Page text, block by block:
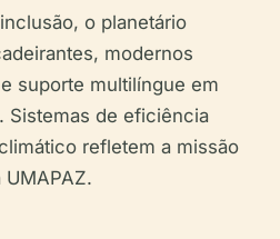
o planetário
modernos
suporte multilíngue em
Sistemas de eficiência
refletem a missão